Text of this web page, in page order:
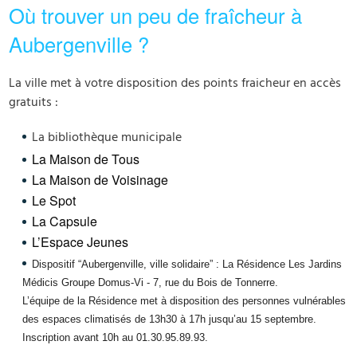
Où trouver un peu de fraîcheur à
Aubergenville ?
La ville met à votre disposition des points fraicheur en accès
gratuits :
La bibliothèque municipale
La Maison de Tous
La Maison de Voisinage
Le Spot
La Capsule
L’Espace Jeunes
Dispositif‌ ‌“Aubergenville,‌ ‌ville‌ ‌solidaire” : La Résidence Les Jardins
Médicis Groupe Domus-Vi - 7, rue du Bois de Tonnerre.
L’équipe de la Résidence met à disposition des personnes vulnérables
des espaces climatisés de 13h30 à 17h jusqu’au 15 septembre.
Inscription avant 10h au 01.30.95.89.93.